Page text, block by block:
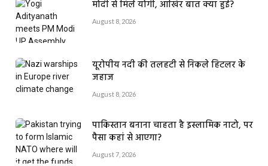
मोदी से मिले योगी, आखिर बात क्या हुई?
August 8, 2026
यूरोपीय नदी की तलहटी से निकले हिटलर के
जहाज
August 8, 2026
पाकिस्तान बनाना चाहता है इस्लामिक नाटो, पर
पैसा कहां से आएगा?
August 7, 2026